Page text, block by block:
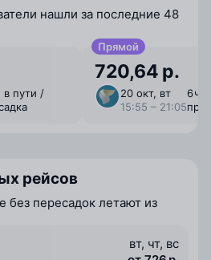
нашли за последние 48
в пути /
Прямой
720,64 р.
20 окт, вт
15:55 – 21:05
6 ⁠ч
рейсов
без пересадок летают из
вт, чт, вс